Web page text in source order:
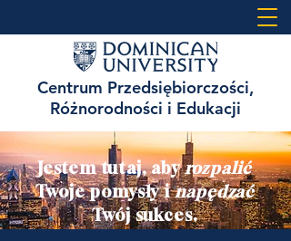
Centrum Przedsiębiorczości,
Różnorodności i Edukacji
Jestem tutaj, abyrozpalić
Twoje pomysły inapędzać
Twój sukces.